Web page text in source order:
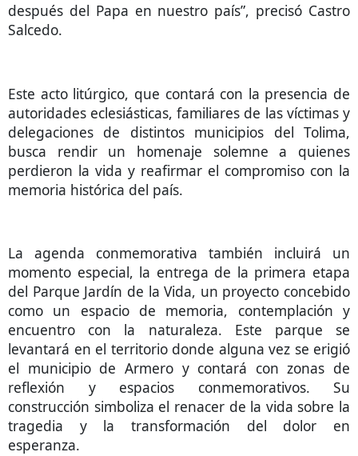
después del Papa en nuestro país”, precisó Castro
Salcedo.
Este acto litúrgico, que contará con la presencia de
autoridades eclesiásticas, familiares de las víctimas y
delegaciones de distintos municipios del Tolima,
busca rendir un homenaje solemne a quienes
perdieron la vida y reafirmar el compromiso con la
memoria histórica del país.
La agenda conmemorativa también incluirá un
momento especial, la entrega de la primera etapa
del Parque Jardín de la Vida, un proyecto concebido
como un espacio de memoria, contemplación y
encuentro con la naturaleza. Este parque se
levantará en el territorio donde alguna vez se erigió
el municipio de Armero y contará con zonas de
reflexión y espacios conmemorativos. Su
construcción simboliza el renacer de la vida sobre la
tragedia y la transformación del dolor en
esperanza.